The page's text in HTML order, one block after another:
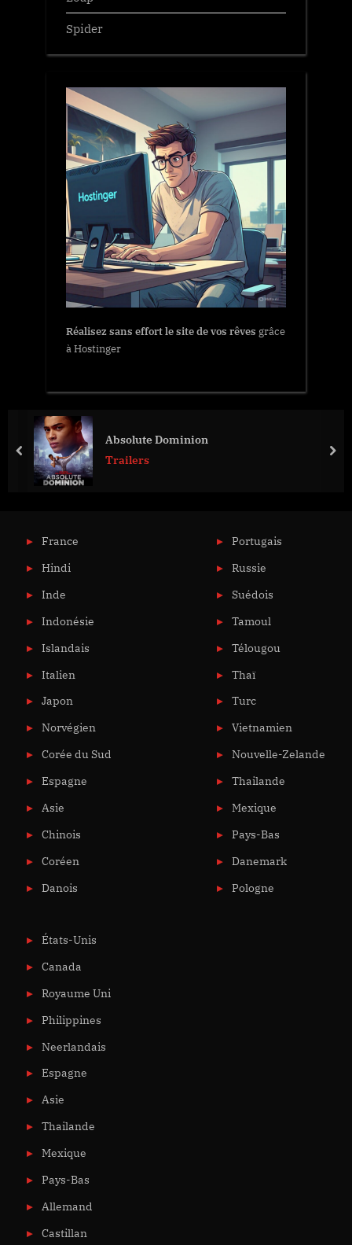
Spider
Réalisez sans effort le site de vos rêves grâce
à Hostinger
Absolute Dominion
Trailers
prev
France
Hindi
Inde
Indonésie
Islandais
Italien
Japon
Norvégien
Corée du Sud
Espagne
Asie
Chinois
Coréen
Danois
Portugais
Russie
Suédois
Tamoul
Télougou
Thaï
Turc
Vietnamien
Nouvelle-Zelande
Thailande
Mexique
Pays-Bas
Danemark
Pologne
États-Unis
Canada
Royaume Uni
Philippines
Neerlandais
Espagne
Asie
Thailande
Mexique
Pays-Bas
Allemand
Castillan